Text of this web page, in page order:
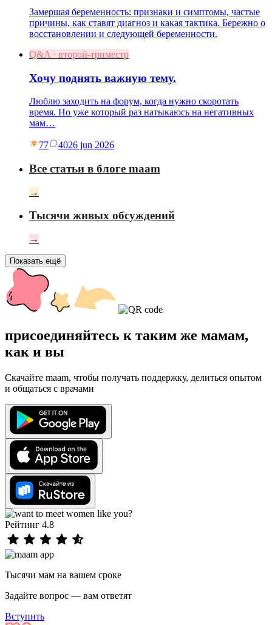
Замершая беременность: признаки и симптомы, частые
причины, как ставят диагноз и какая тактика. Бережно о
восстановлении и следующей беременности.
Q&A · второй-триместр
Хочу поднять важную тему.
Люблю заходить на форум, когда нужно скоротать
время. Но уже который раз натыкаюсь на негативных
мам…
77 4026 jun 2026
Все статьи в блоге maam
→
Тысячи живых обсуждений
→
Показать ещё
присоединяйтесь к таким же мамам,
как и вы
Скачайте maam, чтобы получать поддержку, делиться опытом
и общаться с врачами
Рейтинг 4.8
Тысячи мам на вашем сроке
Задайте вопрос — вам ответят
Вступить